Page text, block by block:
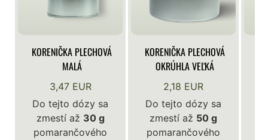
KORENIČKA PLECHOVÁ
MALÁ
3,47 EUR
Do tejto dózy sa
zmestí až 30 g
pomarančového
KORENIČKA PLECHOVÁ
OKRÚHLA VEĽKÁ
2,18 EUR
Do tejto dózy sa
zmestí až 50 g
pomarančového